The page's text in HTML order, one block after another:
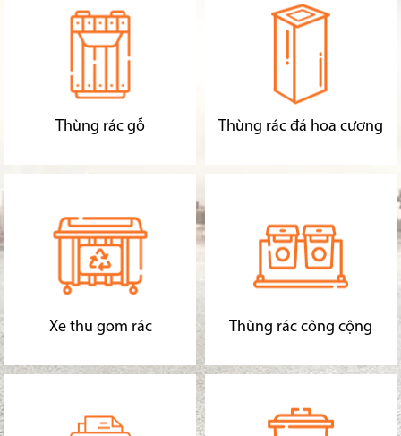
Thùng rác gỗ Thùng rác đá hoa cương
Xe thu gom rác Thùng rác công cộng